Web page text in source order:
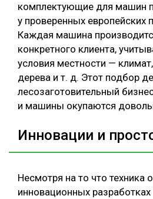
комплектующие для машин
у проверенных европейских
Каждая машина
конкретного клиента,
условия местности —
дерева и т. д. Этот подбор
лесозаготовительный
и машины окупаются
Инновации и
Несмотря на то что техника
инновационных разработках